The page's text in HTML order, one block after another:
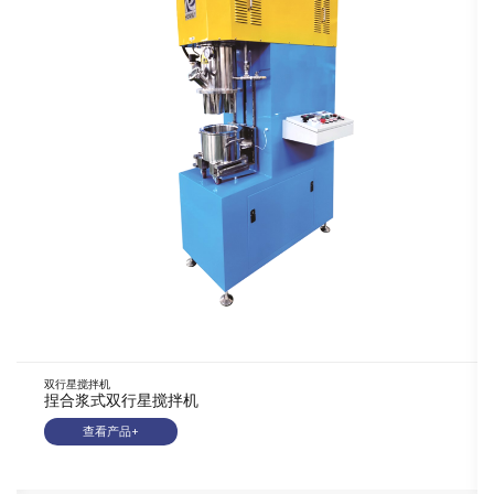
双行星搅拌机
捏合浆式双行星搅拌机
查看产品+